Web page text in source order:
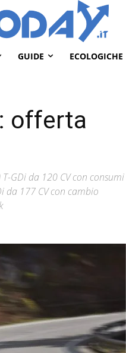
GUIDE ECOLOGICHE
offerta
GDi da 120 CV con consumi
da 177 CV con cambio